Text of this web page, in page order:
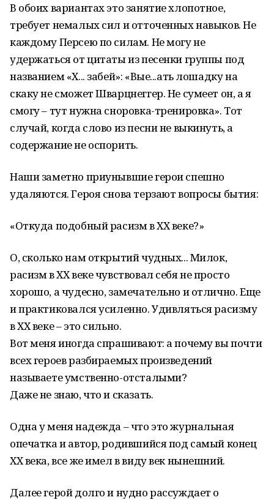
В обоих вариантах это занятие хлопотное,
требует немалых сил и отточенных навыков. Не
каждому Персею по силам. Не могу не
удержаться от цитаты из песенки группы под
названием «Х... забей»: «Вые...ать лошадку на
скаку не сможет Шварцнеггер. Не сумеет он, а я
смогу – тут нужна сноровка-тренировка». Тот
случай, когда слово из песни не выкинуть, а
содержание не оспорить.
Наши заметно приунывшие герои спешно
удаляются. Героя снова терзают вопросы бытия:
«Откуда подобный расизм в ХХ веке?»
О, сколько нам открытий чудных... Милок,
расизм в ХХ веке чувствовал себя не просто
хорошо, а чудесно, замечательно и отлично. Еще
и практиковался усиленно. Удивляться расизму
в ХХ веке – это сильно.
Вот меня иногда спрашивают: а почему вы почти
всех героев разбираемых произведений
называете умственно-отсталыми?
Даже не знаю, что и сказать.
Одна у меня надежда – что это журнальная
опечатка и автор, родившийся под самый конец
ХХ века, все же имел в виду век нынешний.
Далее герой долго и нудно рассуждает о